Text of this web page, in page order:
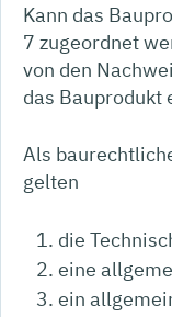
Kann das
7 zugeordnet
von den
das Bauprodukt
Als
gelten
die
eine
ein